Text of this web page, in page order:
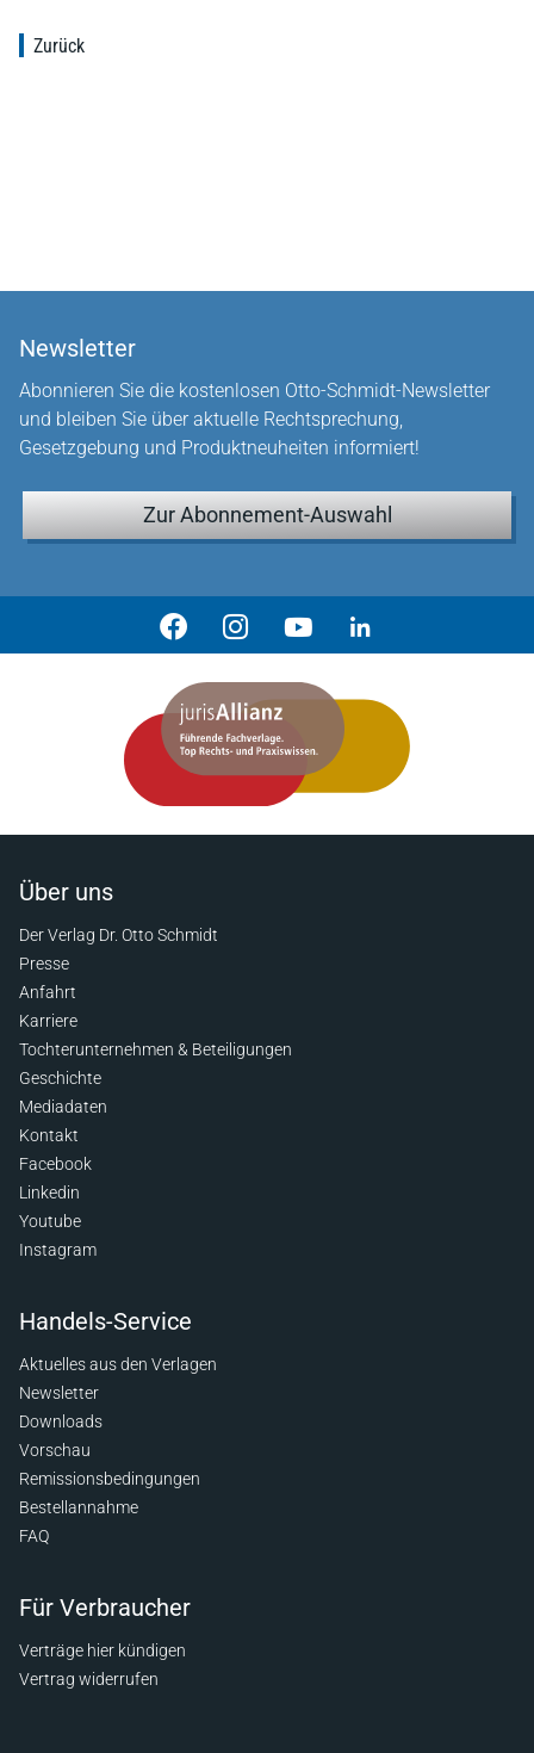
Zurück
Newsletter
Abonnieren Sie die kostenlosen Otto-Schmidt-Newsletter
und bleiben Sie über aktuelle Rechtsprechung,
Gesetzgebung und Produktneuheiten informiert!
Zur Abonnement-Auswahl
Über uns
Der Verlag Dr. Otto Schmidt
Presse
Anfahrt
Karriere
Tochterunternehmen & Beteiligungen
Geschichte
Mediadaten
Kontakt
Facebook
Linkedin
Youtube
Instagram
Handels-Service
Aktuelles aus den Verlagen
Newsletter
Downloads
Vorschau
Remissionsbedingungen
Bestellannahme
FAQ
Für Verbraucher
Verträge hier kündigen
Vertrag widerrufen